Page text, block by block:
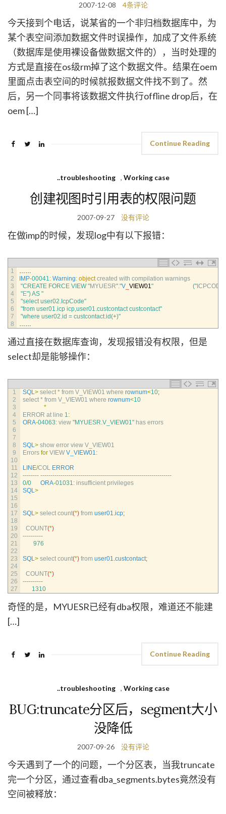
2007-12-08 4条评论
今天接到个电话，说某省的一个非归档数据库中，为
某个表空间添加数据文件时误操作，加成了文件系统
（数据库是使用裸设备做数据文件的），当时处理的
方式是直接在os级rm掉了这个数据文件。结果在oem
里面点击表空间的时候就报数据文件找不到了。然
后，另一个同事将该数据文件执行offline drop后，在
oem […]
Continue Reading
..troubleshooting , Working case
创建视图时引用表的权限问题
2007-09-27 没有评论
在做imp的时候，发现log中有以下报错：
1
2
3
4
5
6
7
8
……
IMP-00041: Warning: object created with compilation warnings
"CREATE FORCE VIEW "MYUESR"."V VIEW01"                          (" ICPCOD
"E") AS "
"select user02.IcpCode"
"from user01.icp icp,user01.custcontact custcontact"
"where user02.id = custcontact.id(+)"
……
通过直接在数据库查询，发现报错没有权限，但是
select却是能够操作：
1
2
3
4
5
6
7
8
9
10
11
12
13
14
15
16
17
18
19
20
21
22
23
24
25
26
27
SQL> select * from V_VIEW01 where rownum<10;
select * from V_VIEW01 where rownum<10
*
ERROR at line 1:
ORA-04063: view "MYUESR.V_VIEW01" has errors
SQL> show error view V_VIEW01
Errors for VIEW V_VIEW01:
LINE/COL ERROR
-------- -----------------------------------------------------------------
0/0 ORA-01031: insufficient privileges
SQL>
SQL> select count(*) from user01.icp;
COUNT(*)
----------
976
SQL> select count(*) from user01.custcontact;
COUNT(*)
----------
1310
奇怪的是，MYUESR已经有dba权限，难道还不能建
[…]
Continue Reading
..troubleshooting , Working case
BUG:truncate分区后，segment大小
没降低
2007-09-26 没有评论
今天遇到了一个的问题，一个分区表，当我truncate
完一个分区，通过查看dba_segments.bytes竟然没有
空间被释放：